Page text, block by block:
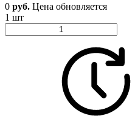
0 руб. Цена обновляется
1 шт